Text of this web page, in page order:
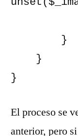
}
El proceso se
anterior, pero